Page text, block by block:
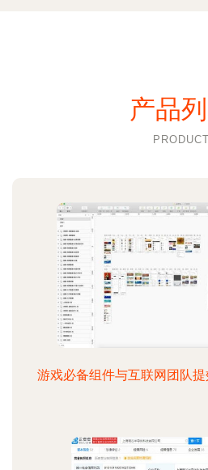
产品
PRODUCT
游戏必备组件与互联网团队